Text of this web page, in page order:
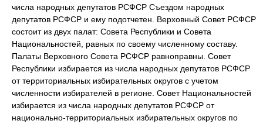
числа народных депутатов РСФСР Съездом народных
депутатов РСФСР и ему подотчетен. Верховный Совет РСФСР
состоит из двух палат: Совета Республики и Совета
Национальностей, равных по своему численному составу.
Палаты Верховного Совета РСФСР равноправны. Совет
Республики избирается из числа народных депутатов РСФСР
от территориальных избирательных округов с учетом
численности избирателей в регионе. Совет Национальностей
избирается из числа народных депутатов РСФСР от
национально-территориальных избирательных округов по